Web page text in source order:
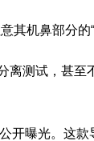
其机鼻部分的“
离测试，甚至
开曝光。这